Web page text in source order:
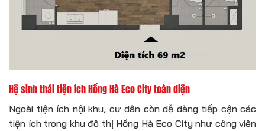
Hệ sinh thái tiện ích Hồng Hà Eco City toàn diện
Ngoài tiện ích nội khu, cư dân còn dễ dàng tiếp cận các
tiện ích trong khu đô thị Hồng Hà Eco City như công viên